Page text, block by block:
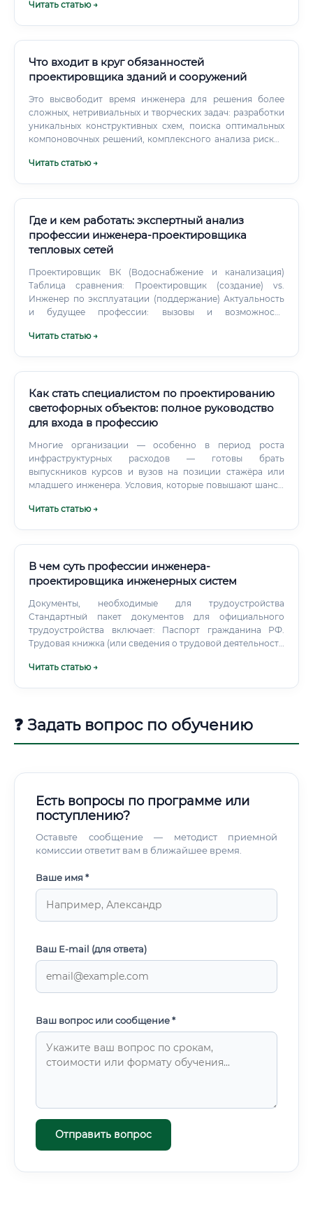
Центральной Азии.
Читать статью →
Что входит в круг обязанностей
проектировщика зданий и сооружений
Это высвободит время инженера для решения более
сложных, нетривиальных и творческих задач: разработки
уникальных конструктивных схем, поиска оптимальных
компоновочных решений, комплексного анализа рисков
еще более интеллектуальной и менее рутинной.
Читать статью →
Где и кем работать: экспертный анализ
профессии инженера-проектировщика
тепловых сетей
Проектировщик ВК (Водоснабжение и канализация)
Таблица сравнения: Проектировщик (создание) vs.
Инженер по эксплуатации (поддержание) Актуальность
и будущее профессии: вызовы и возможности
Читать статью →
Как стать специалистом по проектированию
светофорных объектов: полное руководство
для входа в профессию
Многие организации — особенно в период роста
инфраструктурных расходов — готовы брать
выпускников курсов и вузов на позиции стажёра или
младшего инженера. Условия, которые повышают шансы
смежного) Пройденные специализированные курсы с
опытных коллег ⚡ Совет: начинайте с государственных
учреждений (ЦОДД, комитеты транспорта) — там охотнее
месте.
Читать статью →
В чем суть профессии инженера-
проектировщика инженерных систем
Документы, необходимые для трудоустройства
Стандартный пакет документов для официального
трудоустройства включает: Паспорт гражданина РФ.
Трудовая книжка (или сведения о трудовой деятельности
Читать статью →
❓ Задать вопрос по обучению
Есть вопросы по программе или
поступлению?
Оставьте сообщение — методист приемной
комиссии ответит вам в ближайшее время.
Ваше имя *
Ваш E-mail (для ответа)
Ваш вопрос или сообщение *
Отправить вопрос